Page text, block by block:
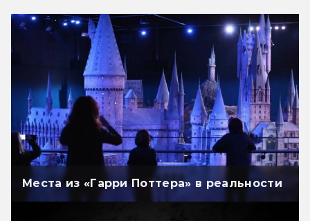
Места из «Гарри Поттера» в реальности